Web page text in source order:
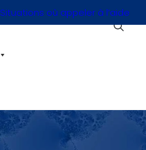
Situations où appeler à l’aide